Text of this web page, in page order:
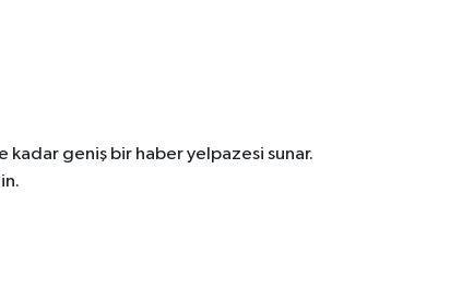
kadar geniş bir haber yelpazesi sunar.